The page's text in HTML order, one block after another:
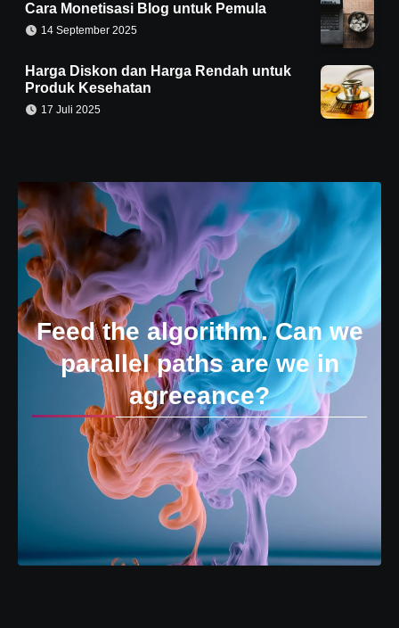
Cara Monetisasi Blog untuk Pemula
14 September 2025
Harga Diskon dan Harga Rendah untuk
Produk Kesehatan
17 Juli 2025
Feed the algorithm. Can we
parallel paths are we in
agreeance?